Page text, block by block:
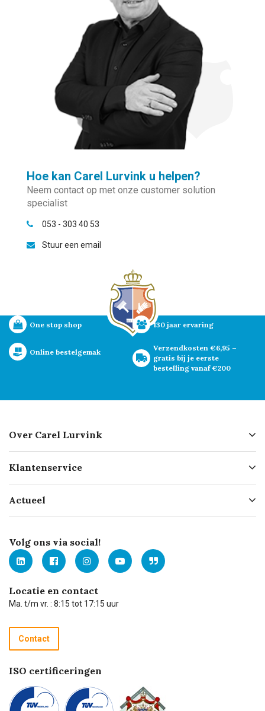
Hoe kan Carel Lurvink u helpen?
Neem contact op met onze customer solution
specialist
053 - 303 40 53
Stuur een email
One stop shop 130 jaar ervaring
Online bestelgemak
Verzendkosten €6,95 –
gratis bij je eerste
bestelling vanaf €200
Over Carel Lurvink
Geschiedenis
Missie
Werken bij Carel Lurvink
MVO
Klantenservice
Bezorgen
Mijn Carel Lurvink
Mijn Carel Lurvink instructievideo's
Carel Lurvink App
Hulp op afstand
Technische dienst
Recycle programma
Betalen
Actueel
Innovation LAB
Tevreden klanten
Carel Lurvink Blog
Carel de podcast
Volg ons via social!
Locatie en contact
Ma. t/m vr. : 8:15 tot 17:15 uur
Contact
ISO certificeringen